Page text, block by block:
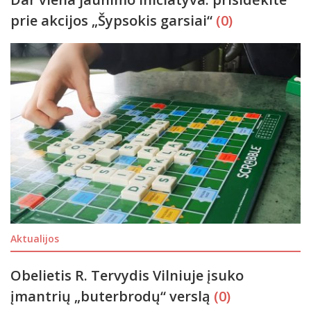
prie akcijos „Šypsokis garsiai“ (0)
Aktualijos
Obelietis R. Tervydis Vilniuje įsuko
įmantrių „buterbrodų“ verslą (0)